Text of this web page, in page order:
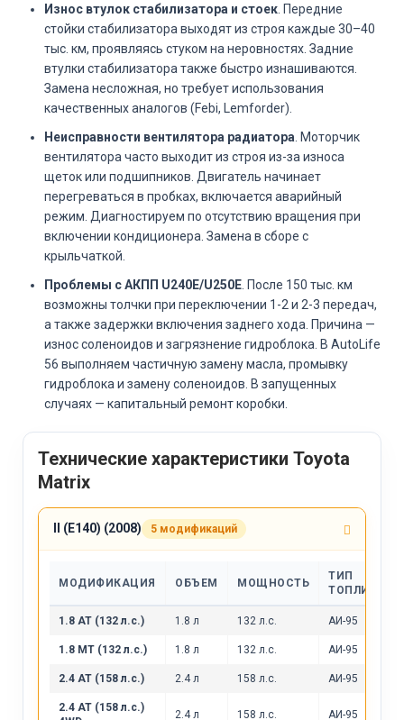
Износ втулок стабилизатора и стоек . Передние
стойки стабилизатора выходят из строя каждые 30–40
тыс. км, проявляясь стуком на неровностях. Задние
втулки стабилизатора также быстро изнашиваются.
Замена несложная, но требует использования
качественных аналогов (Febi, Lemforder).
Неисправности вентилятора радиатора . Моторчик
вентилятора часто выходит из строя из-за износа
щеток или подшипников. Двигатель начинает
перегреваться в пробках, включается аварийный
режим. Диагностируем по отсутствию вращения при
включении кондиционера. Замена в сборе с
крыльчаткой.
Проблемы с АКПП U240E/U250E . После 150 тыс. км
возможны толчки при переключении 1-2 и 2-3 передач,
а также задержки включения заднего хода. Причина —
износ соленоидов и загрязнение гидроблока. В AutoLife
56 выполняем частичную замену масла, промывку
гидроблока и замену соленоидов. В запущенных
случаях — капитальный ремонт коробки.
Технические характеристики Toyota
Matrix
II (E140) (2008) 5 модификаций
МОДИФИКАЦИЯ ОБЪЕМ МОЩНОСТЬ
ТИП
ТОПЛИВА
1.8 AT (132 л.с.) 1.8 л 132 л.с. АИ-95
1.8 MT (132 л.с.) 1.8 л 132 л.с. АИ-95
2.4 AT (158 л.с.) 2.4 л 158 л.с. АИ-95
2.4 AT (158 л.с.)
2.4 л 158 л.с. АИ-95